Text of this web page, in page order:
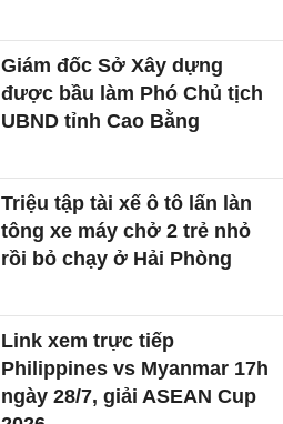
Giám đốc Sở Xây dựng
được bầu làm Phó Chủ tịch
UBND tỉnh Cao Bằng
Triệu tập tài xế ô tô lấn làn
tông xe máy chở 2 trẻ nhỏ
rồi bỏ chạy ở Hải Phòng
Link xem trực tiếp
Philippines vs Myanmar 17h
ngày 28/7, giải ASEAN Cup